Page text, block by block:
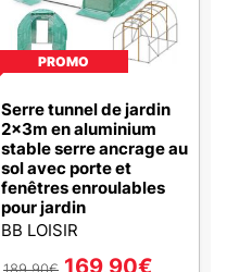
PROMO
Serre tunnel de jardin
2x3m en aluminium
stable serre ancrage au
sol avec porte et
fenêtres enroulables
pour jardin
BB LOISIR
169,90€